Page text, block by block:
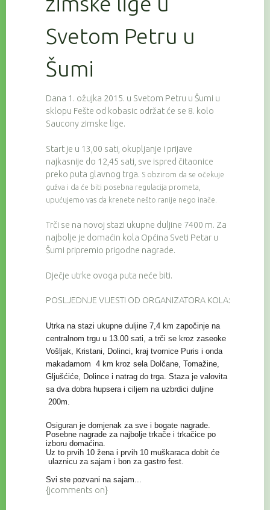
Svetom Petru u
Šumi
Dana 1. ožujka 2015. u Svetom Petru u Šumi u
sklopu Fešte od kobasic održat će se 8. kolo
Saucony zimske lige.
Start je u 13,00 sati, okupljanje i prijave
najkasnije do 12,45 sati, sve ispred čitaonice
preko puta glavnog trga. S obzirom da se očekuje
gužva i da će biti posebna regulacija prometa,
upućujemo vas da krenete nešto ranije nego inače.
Trči se na novoj stazi ukupne duljine 7400 m. Za
najbolje je domaćin kola Općina Sveti Petar u
Šumi pripremio prigodne nagrade.
Dječje utrke ovoga puta neće biti.
POSLJEDNJE VIJESTI OD ORGANIZATORA KOLA:
Utrka na stazi ukupne duljine 7,4 km započinje na
centralnom trgu u 13.00 sati, a trči se kroz zaseoke
Vošljak, Kristani, Dolinci, kraj tvornice Puris i onda
makadamom 4 km kroz sela Dolčane, Tomažine,
Gljušćiće, Dolince i natrag do trga. Staza je valovita
sa dva dobra hupsera i ciljem na uzbrdici duljine
200m.
Osiguran je domjenak za sve i bogate nagrade.
Posebne nagrade za najbolje trkače i trkačice po
izboru domaćina.
Uz to prvih 10 žena i prvih 10 muškaraca dobit će
ulaznicu za sajam i bon za gastro fest.
Svi ste pozvani na sajam...
{jcomments on}